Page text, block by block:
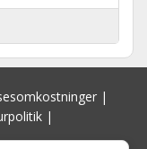
|
|